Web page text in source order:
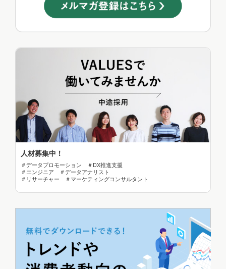
人材募集中！
＃データプロモーション ＃DX推進支援
＃エンジニア ＃データアナリスト
＃リサーチャー ＃マーケティングコンサルタント